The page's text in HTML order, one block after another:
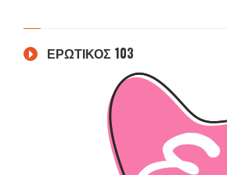
ΕΡΩΤΙΚΟΣ 103